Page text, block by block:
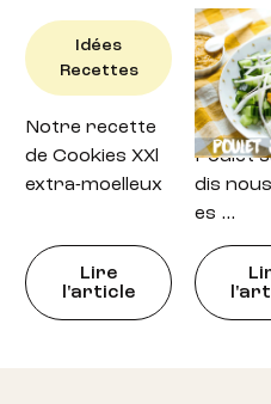
Idées
Recettes
Notre recette
de Cookies XXl
extra-moelleux
Lire
l'article
Poulet
dis
es …